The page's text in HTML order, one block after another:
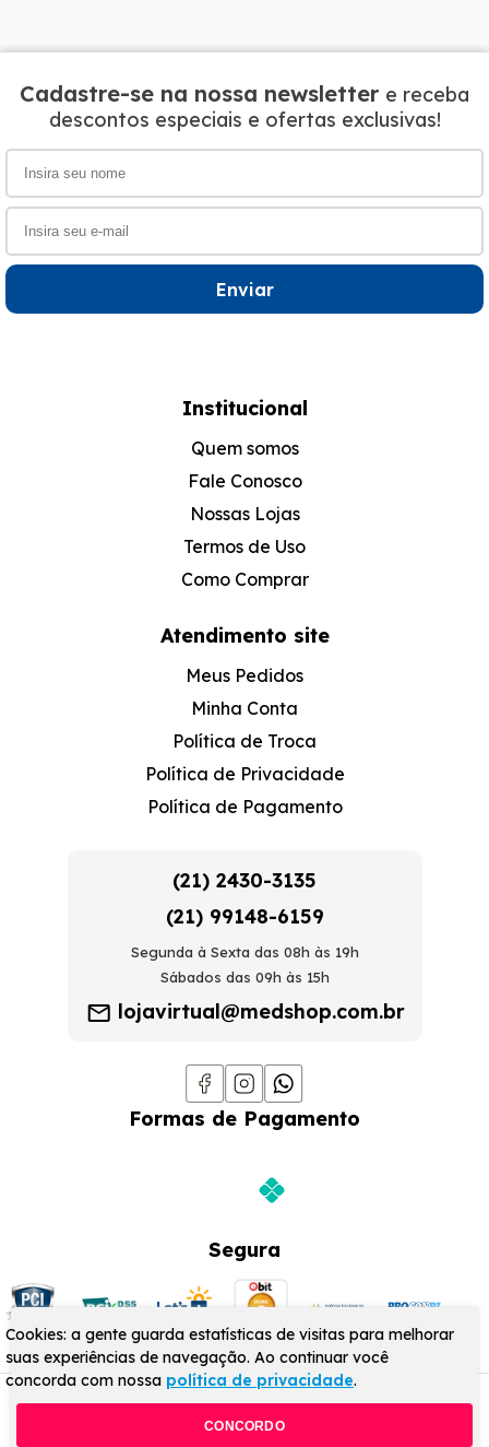
Cadastre-se na nossa newsletter e receba
descontos especiais e ofertas exclusivas!
Enviar
Institucional
Quem somos
Fale Conosco
Nossas Lojas
Termos de Uso
Como Comprar
Atendimento site
Meus Pedidos
Minha Conta
Política de Troca
Política de Privacidade
Política de Pagamento
(21) 2430-3135
(21) 99148-6159
Segunda à Sexta das 08h às 19h
Sábados das 09h às 15h
lojavirtual@medshop.com.br
Formas de Pagamento
Segura
Cookies: a gente guarda estatísticas de visitas para melhorar
suas experiências de navegação. Ao continuar você
concorda com nossa política de privacidade.
CONCORDO